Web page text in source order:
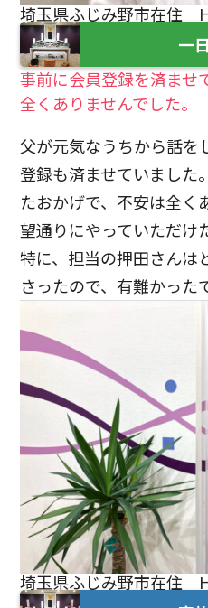
埼玉県ふじみ野市在住
一
事前に会員登録を済ませ
全くありませんでした。
父が元気なうちから話を
登録も済ませていました
たおかげで、不安は全く
望通りにやっていただけ
特に、担当の押田さんは
さったので、有難かった
埼玉県ふじみ野市在住